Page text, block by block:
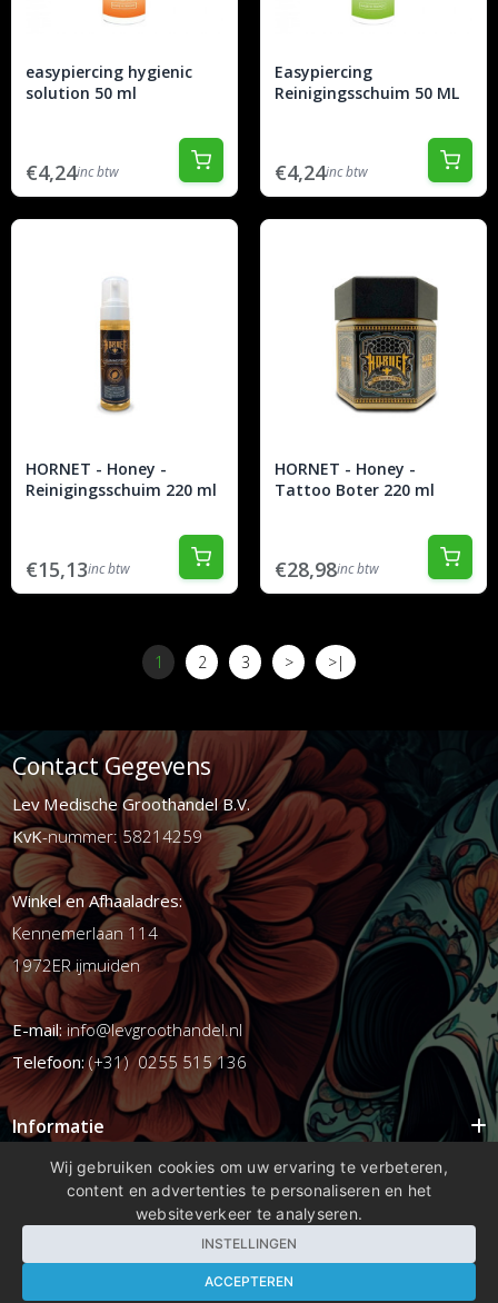
easypiercing hygienic
solution 50 ml
€4,24inc btw
Easypiercing
Reinigingsschuim 50 ML
€4,24inc btw
HORNET - Honey -
Reinigingsschuim 220 ml
€15,13inc btw
HORNET - Honey -
Tattoo Boter 220 ml
€28,98inc btw
1 2 3 > >|
Contact Gegevens
Lev Medische Groothandel B.V.
KvK-nummer: 58214259
Winkel en Afhaaladres:
Kennemerlaan 114
1972ER ijmuiden
E-mail:info@levgroothandel.nl
Telefoon:(+31) 0255 515 136
Informatie
Mijn account
Wij gebruiken cookies om uw ervaring te verbeteren,
content en advertenties te personaliseren en het
websiteverkeer te analyseren.
INSTELLINGEN
ACCEPTEREN